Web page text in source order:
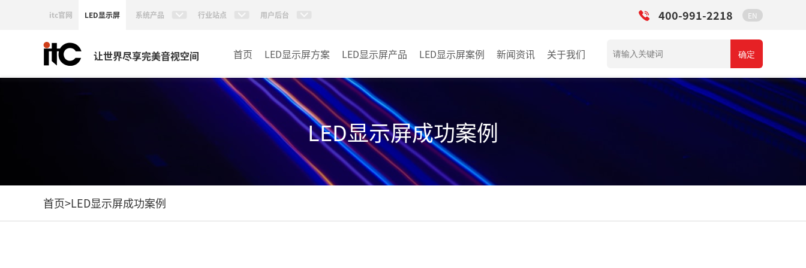
itc官网 LED显示屏 系统产品 行业站点 用户后台 400-991-2218 EN
让世界尽享完美音视空间 首页 LED显示屏方案 LED显示屏产品
小间距LED显示屏
室内LED显示屏
户外LED显示屏
租赁LED显示屏
LED显示屏案例
户外
其它
新闻资讯 关于我们 确定
LED显示屏成功案例
首页>LED显示屏成功案例